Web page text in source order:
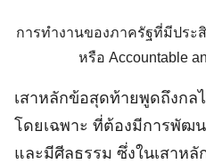
การทำงานของภาครัฐที่มีประ
หรือ Accountable
เสาหลักข้อสุดท้ายพูดถึงกล
โดยเฉพาะ ที่ต้องมีการพัฒ
และมีศีลธรรม ซึ่งในเสาห